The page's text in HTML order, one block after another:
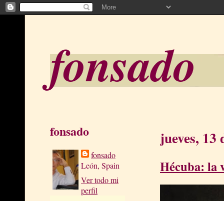
fonsado
fonsado
fonsado
León, Spain
Ver todo mi
perfil
jueves, 13
Hécuba: la